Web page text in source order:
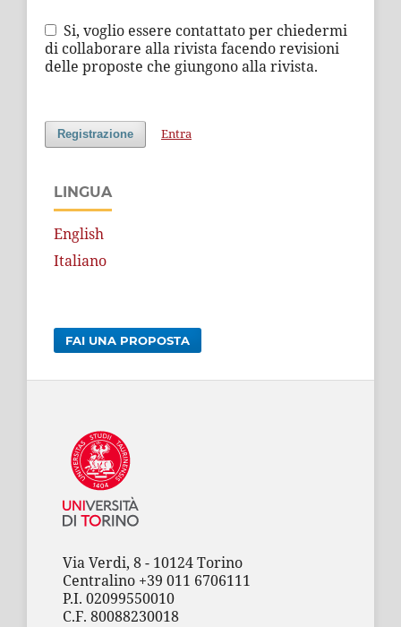
di collaborare alla rivista facendo revisioni
delle proposte che giungono alla rivista.
Registrazione Entra
LINGUA
English
Italiano
FAI UNA PROPOSTA
Via Verdi, 8 - 10124 Torino
Centralino +39 011 6706111
P.I. 02099550010
C.F. 80088230018